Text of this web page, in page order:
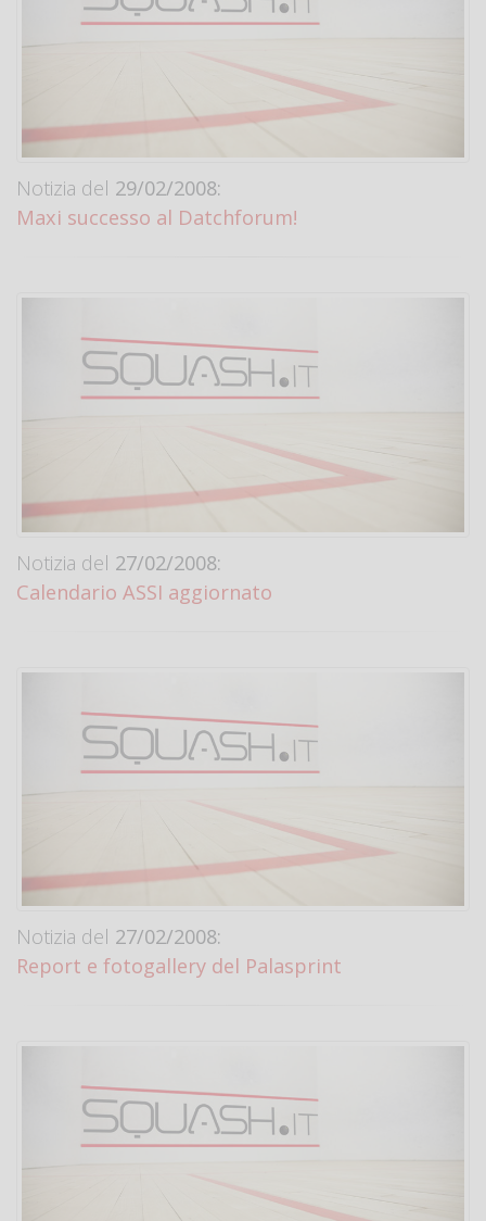
Notizia del 29/02/2008:
Maxi successo al Datchforum!
Notizia del 27/02/2008:
Calendario ASSI aggiornato
Notizia del 27/02/2008:
Report e fotogallery del Palasprint